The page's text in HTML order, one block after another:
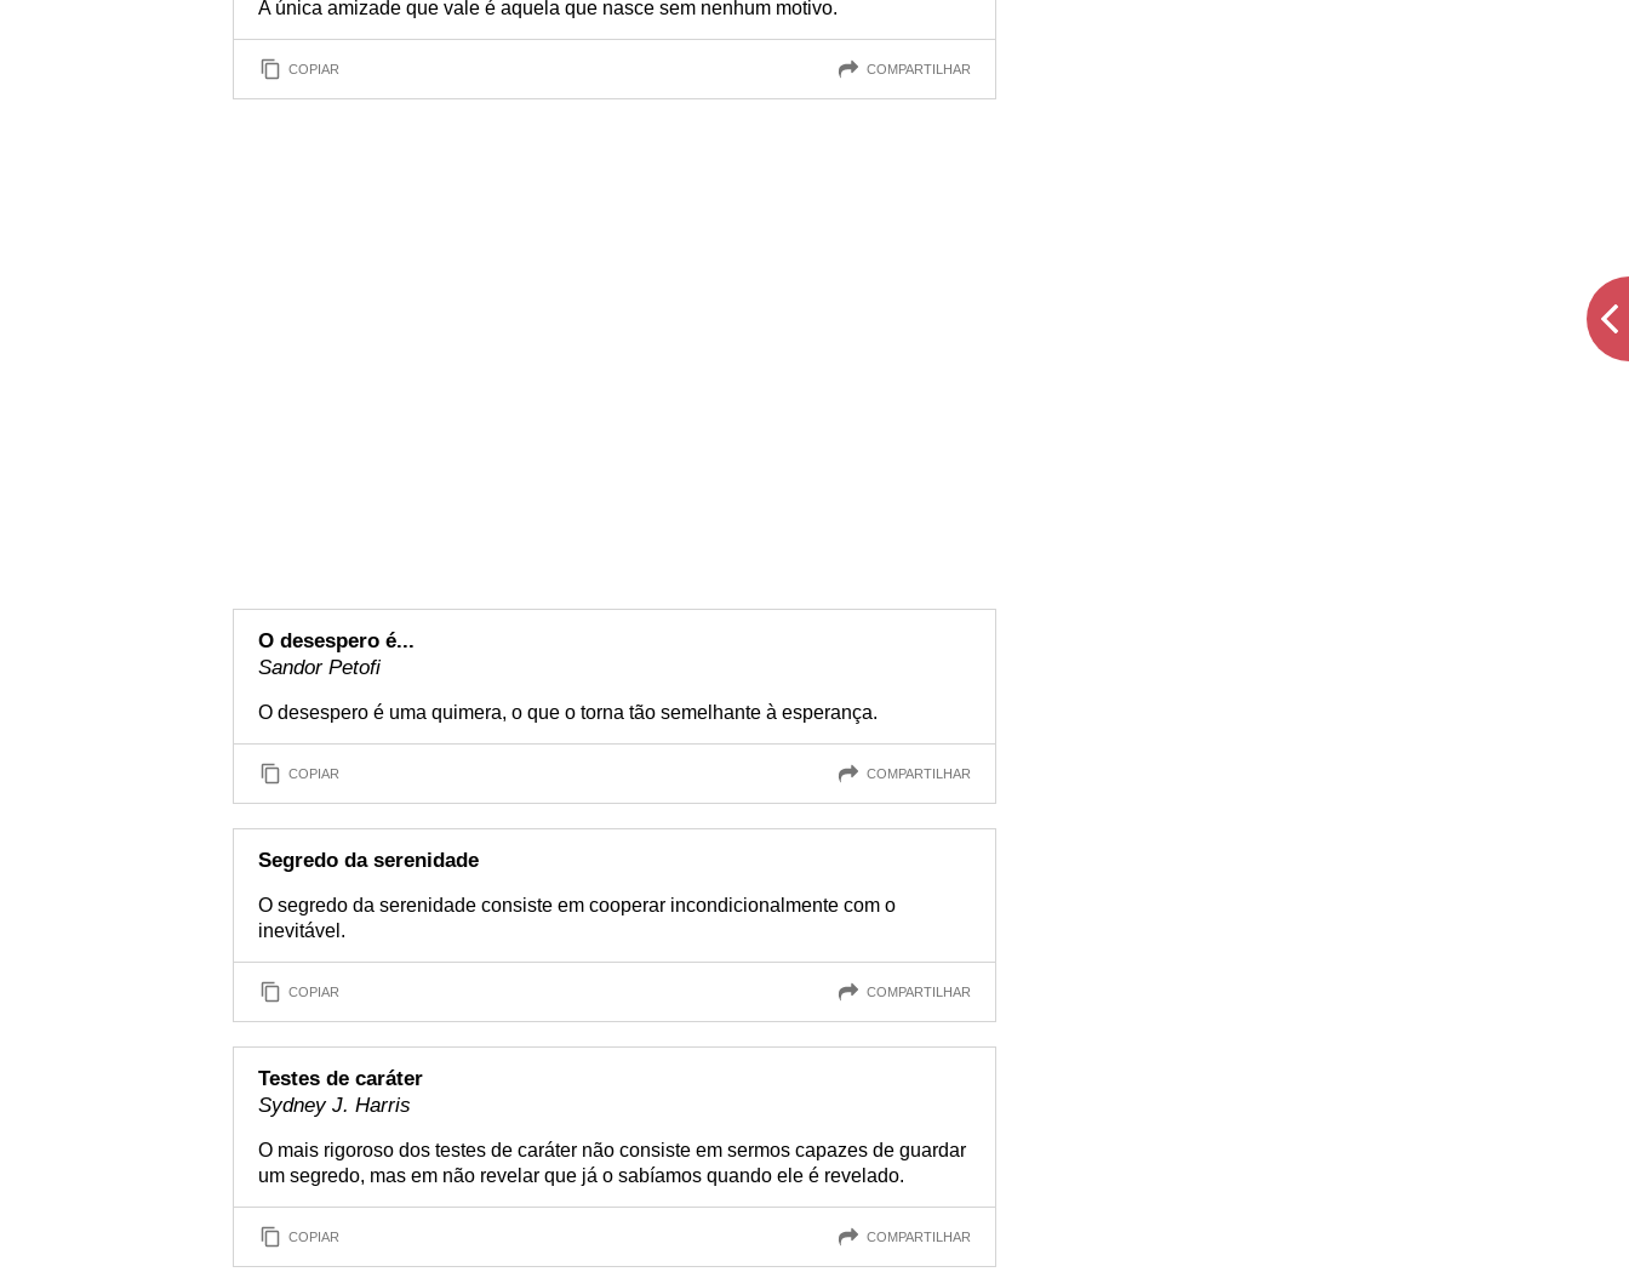
A única amizade que vale é aquela que nasce sem nenhum motivo.
COPIAR COMPARTILHAR
O desespero é...
Sandor Petofi
O desespero é uma quimera, o que o torna tão semelhante à esperança.
COPIAR COMPARTILHAR
Segredo da serenidade
O segredo da serenidade consiste em cooperar incondicionalmente com o
inevitável.
COPIAR COMPARTILHAR
Testes de caráter
Sydney J. Harris
O mais rigoroso dos testes de caráter não consiste em sermos capazes de guardar
um segredo, mas em não revelar que já o sabíamos quando ele é revelado.
COPIAR COMPARTILHAR